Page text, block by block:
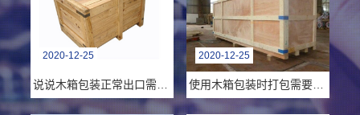
2020-12-25 2020-12-25
使用木箱包装时打包需要注意几点